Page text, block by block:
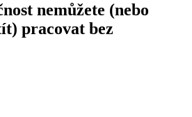
nemůžete (nebo
pracovat bez